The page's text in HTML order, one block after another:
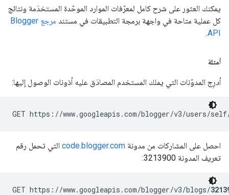
يمكنك العثور على شرح كامل لمعرّفات الموارد الموحّدة المستخدَمة ونتائج
كل عملية متاحة في واجهة برمجة التطبيقات في مستند
مرجع Blogger
API
.
أمثلة
أدرِج المدوّنات التي يملك المستخدم المصادَق عليه أذونات الوصول إليها:
GET https://www.googleapis.com/blogger/v3/users/
احصل على المشاركات من مدونة code.blogger.com التي تحمل رقم
تعريف المدونة 3213900:
GET https://www.googleapis.com/blogger/v3/blogs/